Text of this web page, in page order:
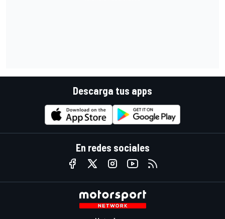
Descarga tus apps
En redes sociales